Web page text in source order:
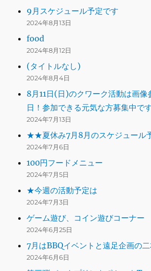
9月スケジュール予定です
2024年8月13日
food
2024年8月12日
(タイトルなし)
2024年8月4日
8月11日(日)のクワーク活動は画像
日！参加できる元気な方募集中です
2024年7月13日
★★夏休み7月8月のスケジュール
2024年7月6日
100円フードメニュー
2024年7月5日
★今週の活動予定は
2024年7月3日
ゲーム遊び、コイン遊びコーナー
2024年6月25日
7月はBBQイベントと遠足企画の
2024年6月6日